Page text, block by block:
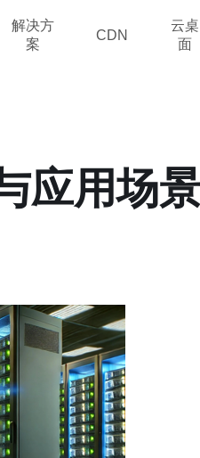
解决方
案
CDN
云桌
面
应用场